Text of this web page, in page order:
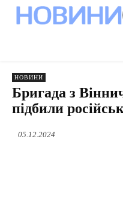
НОВИНИ
Бригада з
підбили
05.12.2024